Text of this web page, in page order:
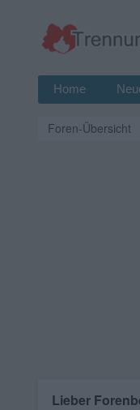
Home
Foren-Übersicht
Lieber